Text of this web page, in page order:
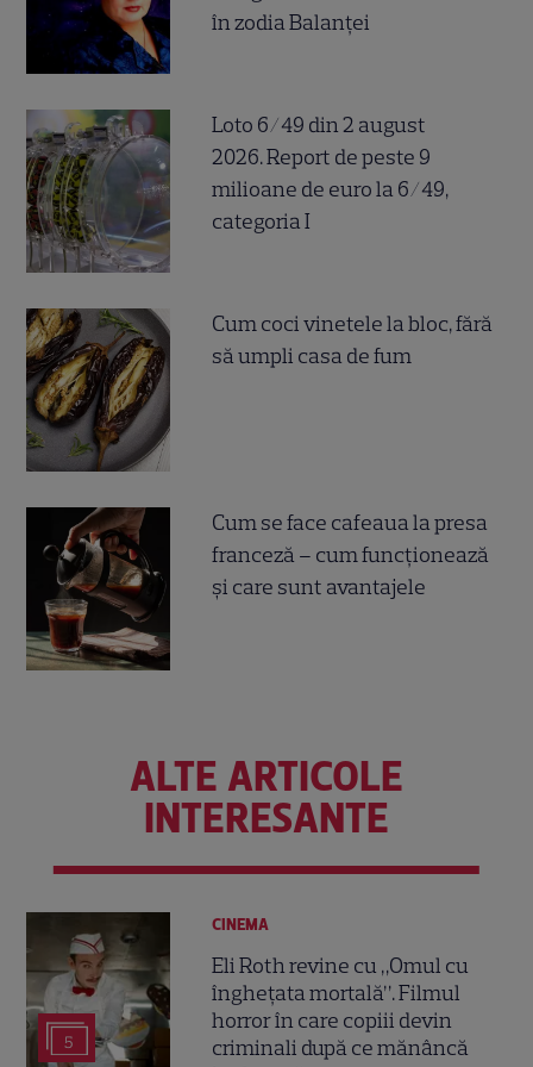
în zodia Balanței
Loto 6/49 din 2 august
2026. Report de peste 9
milioane de euro la 6/49,
categoria I
Cum coci vinetele la bloc, fără
să umpli casa de fum
Cum se face cafeaua la presa
franceză – cum funcționează
și care sunt avantajele
ALTE ARTICOLE
INTERESANTE
5
CINEMA
Eli Roth revine cu „Omul cu
înghețata mortală”. Filmul
horror în care copiii devin
criminali după ce mănâncă